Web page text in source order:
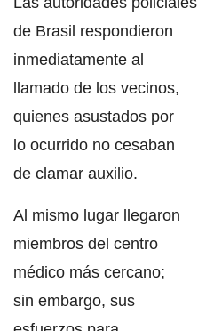
de Brasil respondieron
inmediatamente al
llamado de los vecinos,
quienes asustados por
lo ocurrido no cesaban
de clamar auxilio.
Al mismo lugar llegaron
miembros del centro
médico más cercano;
sin embargo, sus